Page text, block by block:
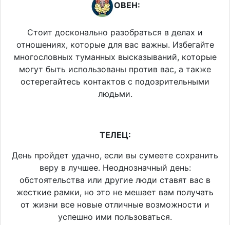
ОВЕН:
Стоит досконально разобраться в делах и
отношениях, которые для вас важны. Избегайте
многословных туманных высказываний, которые
могут быть использованы против вас, а также
остерегайтесь контактов с подозрительными
людьми.
ТЕЛЕЦ:
День пройдет удачно, если вы сумеете сохранить
веру в лучшее. Неоднозначный день:
обстоятельства или другие люди ставят вас в
жесткие рамки, но это не мешает вам получать
от жизни все новые отличные возможности и
успешно ими пользоваться.